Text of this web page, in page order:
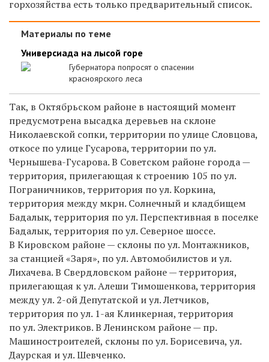
горхозяйства есть только предварительный список.
Материалы по теме
Универсиада на лысой горе
Губернатора попросят о спасении
красноярского леса
Так, в Октябрьском районе в настоящий момент
предусмотрена высадка деревьев на склоне
Николаевской сопки, территории по улице Словцова,
откосе по улице Гусарова, территории по ул.
Чернышева-Гусарова. В Советском районе города —
территория, прилегающая к строению 105 по ул.
Пограничников, территория по ул. Коркина,
территория между мкрн. Солнечный и кладбищем
Бадалык, территория по ул. Перспективная в поселке
Бадалык, территория по ул. Северное шоссе.
В Кировском районе — склоны по ул. Монтажников,
за станцией «Заря», по ул. Автомобилистов и ул.
Лихачева. В Свердловском районе — территория,
прилегающая к ул. Алеши Тимошенкова, территория
между ул. 2-ой Депутатской и ул. Летчиков,
территория по ул. 1-ая Клинкерная, территория
по ул. Электриков. В Ленинском районе — пр.
Машиностроителей, склоны по ул. Борисевича, ул.
Даурская и ул. Шевченко.